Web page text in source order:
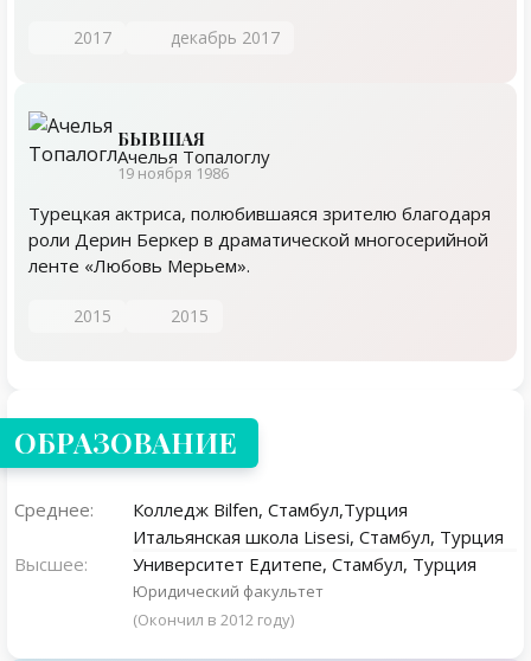
2017 декабрь 2017
БЫВШАЯ
Ачелья Топалоглу
19 ноября 1986
Турецкая актриса, полюбившаяся зрителю благодаря
роли Дерин Беркер в драматической многосерийной
ленте «Любовь Мерьем».
2015 2015
ОБРАЗОВАНИЕ
Среднее:
Колледж Bilfen, Стамбул,Турция
Итальянская школа Lisesi, Стамбул, Турция
Высшее:
Университет Едитепе, Стамбул, Турция
Юридический факультет
(Окончил в 2012 году)